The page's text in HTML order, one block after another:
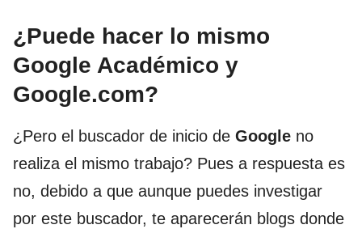
¿Puede hacer lo mismo
Google Académico y
Google.com?
¿Pero el buscador de inicio de Google no
realiza el mismo trabajo? Pues a respuesta es
no, debido a que aunque puedes investigar
por este buscador, te aparecerán blogs donde